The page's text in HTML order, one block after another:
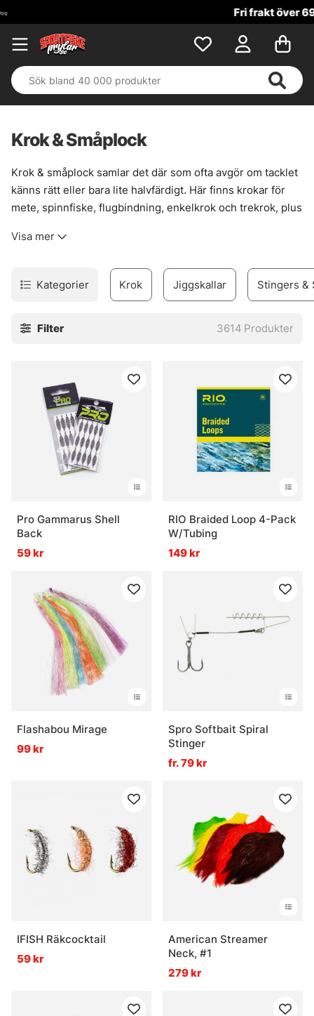
Krok & Småplock
Krok & småplock samlar det där som ofta avgör om tacklet
känns rätt eller bara lite halvfärdigt. Här finns krokar för
mete, spinnfiske, flugbindning, enkelkrok och trekrok, plus
när det väl gäller. En bra krok sitter inte bara fast. Den
Sortimentet är brett nog för att täcka många metoder, men
ändå lätt att sortera i huvudet. För den som bygger egna
stingers och tafsar. Små saker, javisst. Men ofta är det just
Utforska gärna de viktigaste underkategorierna:
» Krok » Flugbindningsmaterial
Vanliga frågor om krok och småplock
Vad är krok och småplock?
Vad används tafsar till?
Vad är flugbindningsmaterial?
Vad är stingers och när används de?
Visa mer
Kategorier Krok Jiggskallar Stingers &
Filter 3614 Produkter
Pro Gammarus Shell
Back
59 kr
RIO Braided Loop 4-Pack
W/Tubing
149 kr
Flashabou Mirage
99 kr
Spro Softbait Spiral
Stinger
fr. 79 kr
IFISH Räkcocktail
59 kr
American Streamer
Neck, #1
279 kr